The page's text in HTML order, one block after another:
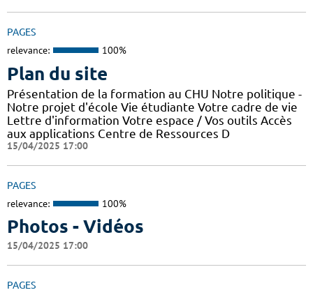
PAGES
relevance: 100%
Plan du site
Présentation de la formation au CHU Notre politique -
Notre projet d'école Vie étudiante Votre cadre de vie
Lettre d'information Votre espace / Vos outils Accès
aux applications Centre de Ressources D
15/04/2025 17:00
PAGES
relevance: 100%
Photos - Vidéos
15/04/2025 17:00
PAGES